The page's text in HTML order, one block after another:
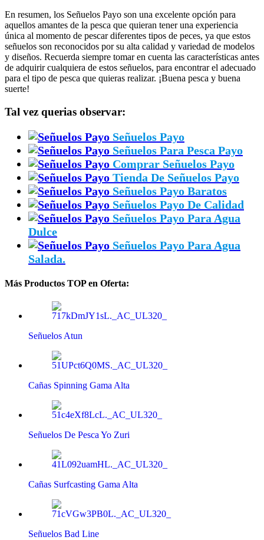
En resumen, los Señuelos Payo son una excelente opción para
aquellos amantes de la pesca que quieran tener una experiencia
única al momento de pescar diferentes tipos de peces, ya que estos
señuelos son reconocidos por su alta calidad y variedad de modelos
y diseños. Recuerda siempre tomar en cuenta las características antes
de adquirir cualquiera de estos señuelos, para encontrar el adecuado
para el tipo de pesca que quieras realizar. ¡Buena pesca y buena
suerte!
Tal vez querias observar:
Señuelos Payo
Señuelos Para Pesca Payo
Comprar Señuelos Payo
Tienda De Señuelos Payo
Señuelos Payo Baratos
Señuelos Payo De Calidad
Señuelos Payo Para Agua
Dulce
Señuelos Payo Para Agua
Salada.
Más Productos TOP en Oferta:
Señuelos Atun
Cañas Spinning Gama Alta
Señuelos De Pesca Yo Zuri
Cañas Surfcasting Gama Alta
Señuelos Bad Line